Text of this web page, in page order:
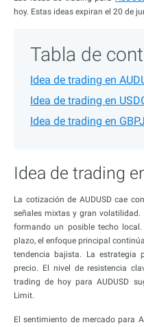
hoy. Estas ideas expiran el 20 de
Tabla de
Idea de trading en
Idea de trading en
Idea de trading en
Idea de trading
La cotización de AUDUSD cae
señales mixtas y gran volatilidad.
formando un posible techo
plazo, el enfoque principal
tendencia bajista. La estrategia
precio. El nivel de resistencia
trading de hoy para AUDUSD
Limit.
El sentimiento de mercado para